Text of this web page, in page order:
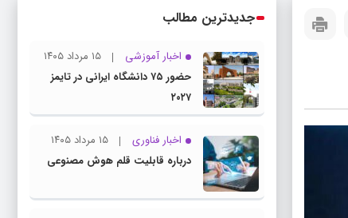
جدیدترین مطالب
اخبار آموزشی
۱۵ مرداد ۱۴۰۵
حضور ۷۵ دانشگاه ایرانی در تایمز
۲۰۲۷
اخبار فناوری
۱۵ مرداد ۱۴۰۵
درباره قابلیت قلم هوش مصنوعی